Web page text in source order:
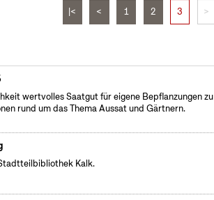
|< < 1 2 3 >
wertvolles Saatgut für eigene Bepflanzungen zu
rund um das Thema Aussat und Gärtnern.
Kalk.